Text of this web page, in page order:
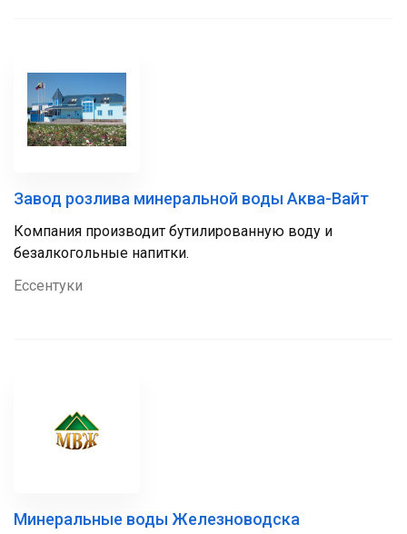
Завод розлива минеральной воды Аква-Вайт
Компания производит бутилированную воду и
безалкогольные напитки.
Ессентуки
Минеральные воды Железноводска